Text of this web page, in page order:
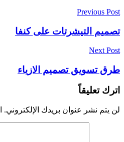
Previous Post
تصميم التيشرتات على كنفا
Next Post
طرق تسويق تصميم الازياء
اترك تعليقاً
لن يتم نشر عنوان بريدك الإلكتروني.